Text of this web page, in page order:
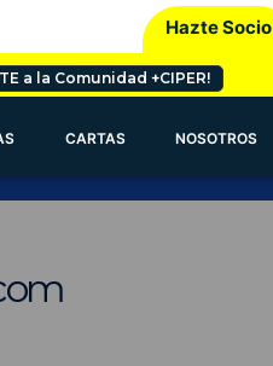
Hazte Socio
a la Comunidad +CIPER!
CARTAS NOSOTROS